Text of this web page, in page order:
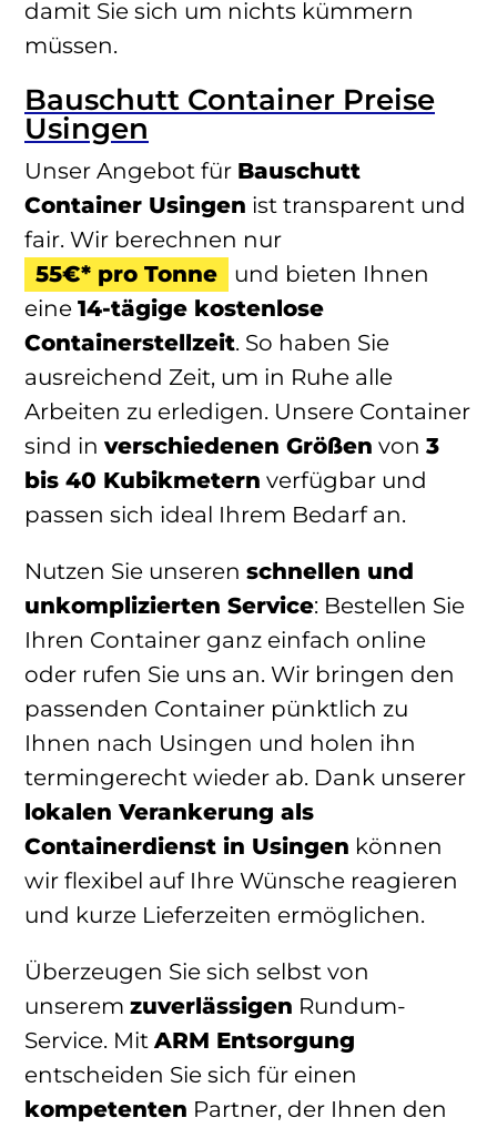
damit Sie sich um nichts kümmern
müssen.
Bauschutt Container Preise
Usingen
Unser Angebot für Bauschutt
Container Usingen ist transparent und
fair. Wir berechnen nur
55€* pro Tonne
und bieten Ihnen
eine 14-tägige kostenlose
Containerstellzeit. So haben Sie
ausreichend Zeit, um in Ruhe alle
Arbeiten zu erledigen. Unsere Container
sind in verschiedenen Größen von 3
bis 40 Kubikmetern verfügbar und
passen sich ideal Ihrem Bedarf an.
Nutzen Sie unseren schnellen und
unkomplizierten Service: Bestellen Sie
Ihren Container ganz einfach online
oder rufen Sie uns an. Wir bringen den
passenden Container pünktlich zu
Ihnen nach Usingen und holen ihn
termingerecht wieder ab. Dank unserer
lokalen Verankerung als
Containerdienst in Usingen können
wir flexibel auf Ihre Wünsche reagieren
und kurze Lieferzeiten ermöglichen.
Überzeugen Sie sich selbst von
unserem zuverlässigen Rundum-
Service. Mit ARM Entsorgung
entscheiden Sie sich für einen
kompetenten Partner, der Ihnen den